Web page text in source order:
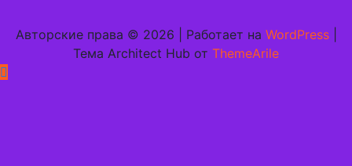
Авторские права © 2026 | Работает на WordPress
Тема Architect Hub от ThemeArile